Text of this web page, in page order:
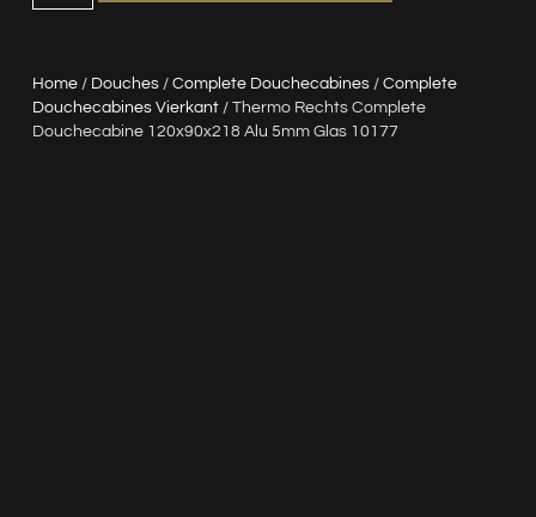
Home/ Douches/ Complete Douchecabines/ Complete
Douchecabines Vierkant/ Thermo Rechts Complete
Douchecabine 120x90x218 Alu 5mm Glas 10177